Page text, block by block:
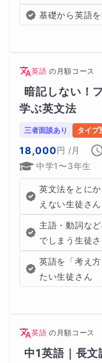
基礎から英語
英語 の 月額コース
暗記しない！
学ぶ英文法
三者面談あり タイプ
18,000円 /月
中学1〜3年生
英文法をとに
えない生徒さん
主語・動詞な
でしまう生徒
英語を「考え
たい生徒さん
英語 の 月額コース
中1英語｜長文